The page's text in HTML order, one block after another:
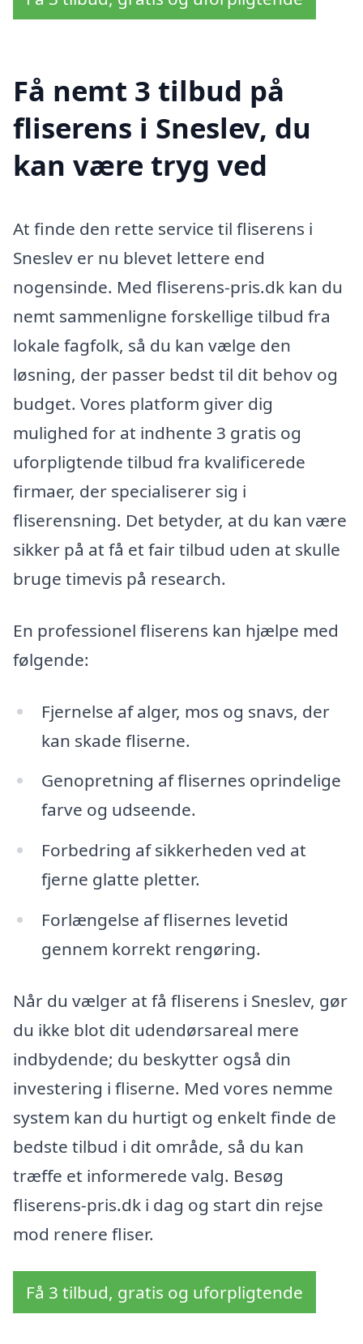
Få nemt 3 tilbud på
fliserens i Sneslev, du
kan være tryg ved
At finde den rette service til fliserens i
Sneslev er nu blevet lettere end
nogensinde. Med fliserens-pris.dk kan du
nemt sammenligne forskellige tilbud fra
lokale fagfolk, så du kan vælge den
løsning, der passer bedst til dit behov og
budget. Vores platform giver dig
mulighed for at indhente 3 gratis og
uforpligtende tilbud fra kvalificerede
firmaer, der specialiserer sig i
fliserensning. Det betyder, at du kan være
sikker på at få et fair tilbud uden at skulle
bruge timevis på research.
En professionel fliserens kan hjælpe med
følgende:
Fjernelse af alger, mos og snavs, der
kan skade fliserne.
Genopretning af flisernes oprindelige
farve og udseende.
Forbedring af sikkerheden ved at
fjerne glatte pletter.
Forlængelse af flisernes levetid
gennem korrekt rengøring.
Når du vælger at få fliserens i Sneslev, gør
du ikke blot dit udendørsareal mere
indbydende; du beskytter også din
investering i fliserne. Med vores nemme
system kan du hurtigt og enkelt finde de
bedste tilbud i dit område, så du kan
træffe et informerede valg. Besøg
fliserens-pris.dk i dag og start din rejse
mod renere fliser.
Få 3 tilbud, gratis og uforpligtende